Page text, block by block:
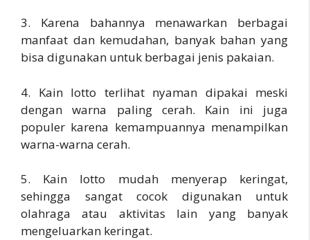
3. Karena bahannya menawarkan berbagai
manfaat dan kemudahan, banyak bahan yang
bisa digunakan untuk berbagai jenis pakaian.
4. Kain lotto terlihat nyaman dipakai meski
dengan warna paling cerah. Kain ini juga
populer karena kemampuannya menampilkan
warna-warna cerah.
5. Kain lotto mudah menyerap keringat,
sehingga sangat cocok digunakan untuk
olahraga atau aktivitas lain yang banyak
mengeluarkan keringat.